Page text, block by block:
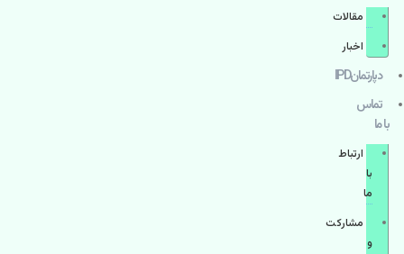
مقالات
اخبار
دپارتمانIPD
تماس
با ما
ارتباط
با
ما
مشاركت
و